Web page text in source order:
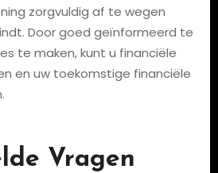
zorgvuldig af te wegen
Door goed geïnformeerd te
te maken, kunt u financiële
en uw toekomstige financiële
Vragen